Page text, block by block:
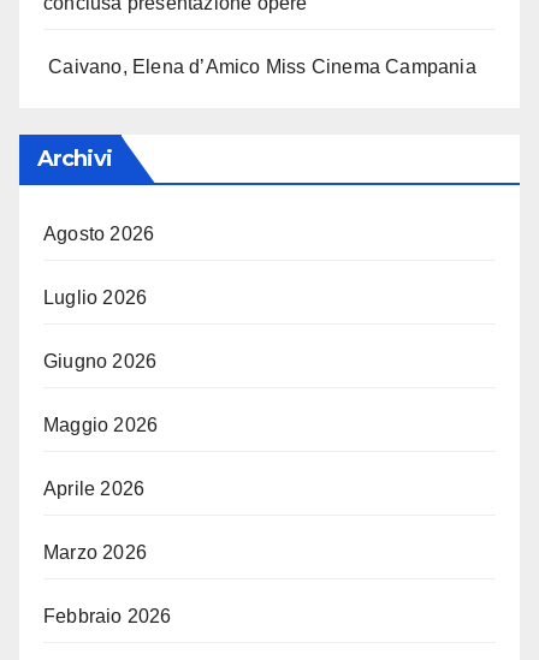
Caivano, Elena d’Amico Miss Cinema Campania
Archivi
Agosto 2026
Luglio 2026
Giugno 2026
Maggio 2026
Aprile 2026
Marzo 2026
Febbraio 2026